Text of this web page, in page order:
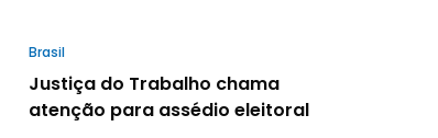
Brasil
Justiça do Trabalho chama
atenção para assédio eleitoral